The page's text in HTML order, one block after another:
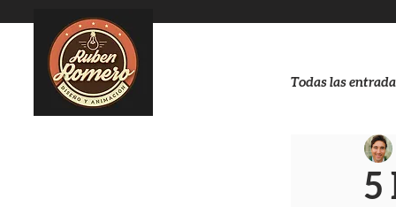
Todas las
5